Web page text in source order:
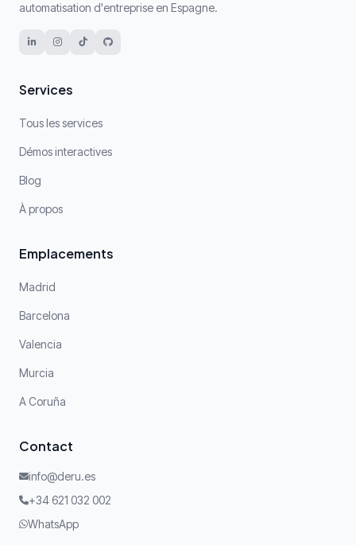
automatisation d'entreprise en Espagne.
Services
Tous les services
Démos interactives
Blog
À propos
Emplacements
Madrid
Barcelona
Valencia
Murcia
A Coruña
Contact
info@deru.es
+34 621 032 002
WhatsApp